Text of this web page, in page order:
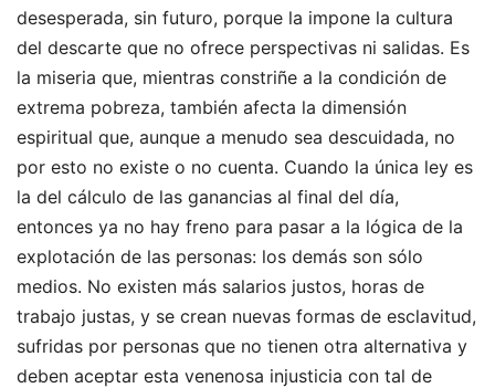
desesperada, sin futuro, porque la impone la cultura
del descarte que no ofrece perspectivas ni salidas. Es
la miseria que, mientras constriñe a la condición de
extrema pobreza, también afecta la dimensión
espiritual que, aunque a menudo sea descuidada, no
por esto no existe o no cuenta. Cuando la única ley es
la del cálculo de las ganancias al final del día,
entonces ya no hay freno para pasar a la lógica de la
explotación de las personas: los demás son sólo
medios. No existen más salarios justos, horas de
trabajo justas, y se crean nuevas formas de esclavitud,
sufridas por personas que no tienen otra alternativa y
deben aceptar esta venenosa injusticia con tal de